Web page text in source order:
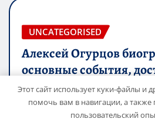
UNCATEGORISED
Алексей Огурцов
основные события,
личная жизнь
Фев
Этот сайт использует куки-файлы и
помочь вам в навигации, а
пользовательский